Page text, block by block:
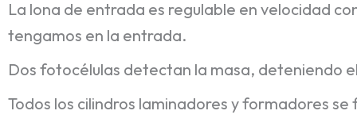
La lona de entrada es regulable en velocidad
tengamos en la entrada.
Dos fotocélulas detectan la masa, deteniendo
Todos los cilindros laminadores y formadores